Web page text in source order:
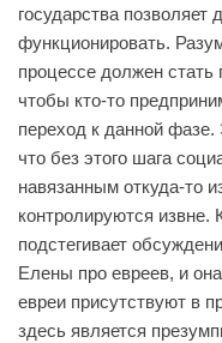
государства
функционировать.
процессе должен стать
чтобы кто-то
переход к данной
что без этого шага
навязанным откуда-то
контролируются
подстегивает
Елены про евреев, и
евреи присутствуют в
здесь является